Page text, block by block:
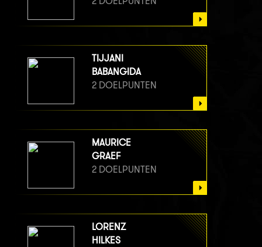
TIJJANI
BABANGIDA
2 DOELPUNTEN
MAURICE
GRAEF
2 DOELPUNTEN
LORENZ
HILKES